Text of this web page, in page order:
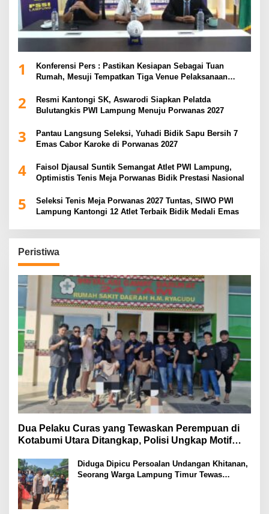
1
Konferensi Pers : Pastikan Kesiapan Sebagai Tuan
Rumah, Mesuji Tempatkan Tiga Venue Pelaksanaan
2
Resmi Kantongi SK, Aswarodi Siapkan Pelatda
Bulutangkis PWI Lampung Menuju Porwanas 2027
3
Pantau Langsung Seleksi, Yuhadi Bidik Sapu Bersih 7
Emas Cabor Karoke di Porwanas 2027
4
Faisol Djausal Suntik Semangat Atlet PWI Lampung,
Optimistis Tenis Meja Porwanas Bidik Prestasi Nasional
5
Seleksi Tenis Meja Porwanas 2027 Tuntas, SIWO PWI
Lampung Kantongi 12 Atlet Terbaik Bidik Medali Emas
Peristiwa
Dua Pelaku Curas yang Tewaskan Perempuan di
Kotabumi Utara Ditangkap, Polisi Ungkap Motif
Diduga Dipicu Persoalan Undangan Khitanan,
Seorang Warga Lampung Timur Tewas